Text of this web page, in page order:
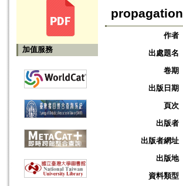
加值服務
propagation
作者
出處題名
卷期
出版日期
頁次
出版者
出版者網址
出版地
資料類型